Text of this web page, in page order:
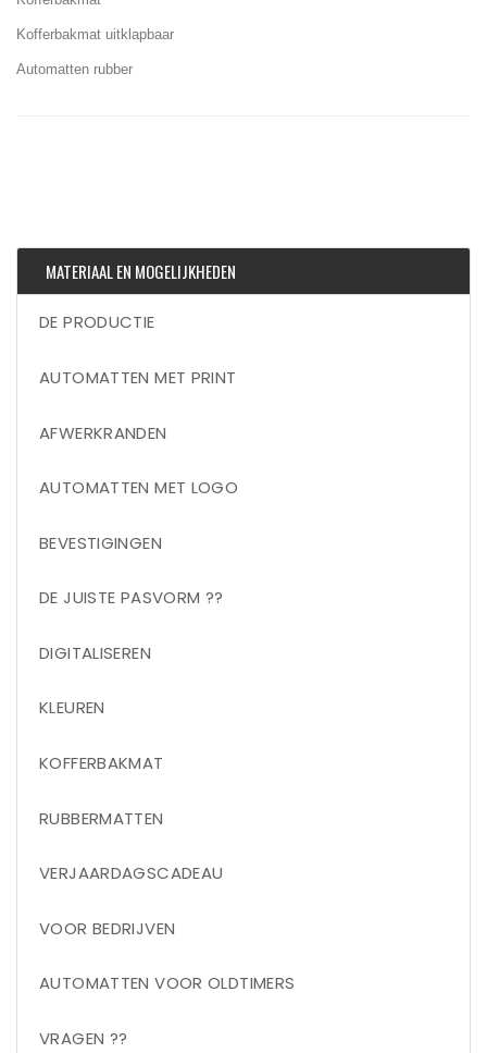
Kofferbakmat uitklapbaar
Automatten rubber
MATERIAAL EN MOGELIJKHEDEN
DE PRODUCTIE
AUTOMATTEN MET PRINT
AFWERKRANDEN
AUTOMATTEN MET LOGO
BEVESTIGINGEN
DE JUISTE PASVORM ??
DIGITALISEREN
KLEUREN
KOFFERBAKMAT
RUBBERMATTEN
VERJAARDAGSCADEAU
VOOR BEDRIJVEN
AUTOMATTEN VOOR OLDTIMERS
VRAGEN ??